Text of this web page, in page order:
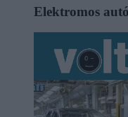
Elektromos autó